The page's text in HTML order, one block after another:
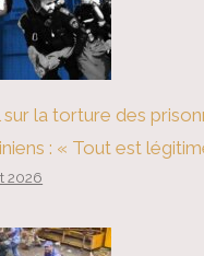
sur la torture des
: « Tout est
2026